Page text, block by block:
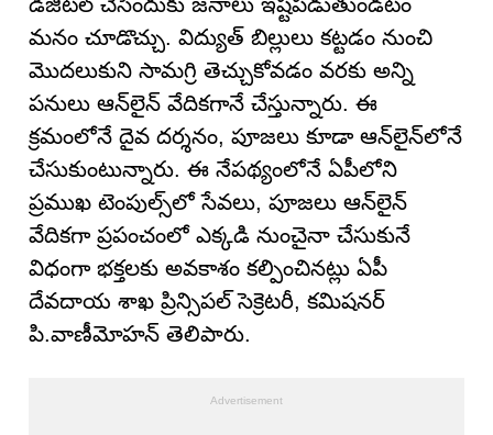
మనం చూడొచ్చు. విద్యుత్ బిల్లులు కట్టడం నుంచి
మొదలుకుని సామగ్రి తెచ్చుకోవడం వరకు అన్ని
పనులు ఆన్‌లైన్ వేదికగానే చేస్తున్నారు. ఈ
క్రమంలోనే దైవ దర్శనం, పూజలు కూడా ఆన్‌లైన్‌లోనే
చేసుకుంటున్నారు. ఈ నేపథ్యంలోనే ఏపీలోని
ప్రముఖ టెంపుల్స్‌లో సేవలు, పూజలు ఆన్‌లైన్
వేదికగా ప్రపంచంలో ఎక్కడి నుంచైనా చేసుకునే
విధంగా భక్తలకు అవకాశం కల్పించినట్లు ఏపీ
దేవదాయ శాఖ ప్రిన్సిపల్ సెక్రెటరీ, కమిషనర్
పి.వాణీమోహన్ తెలిపారు.